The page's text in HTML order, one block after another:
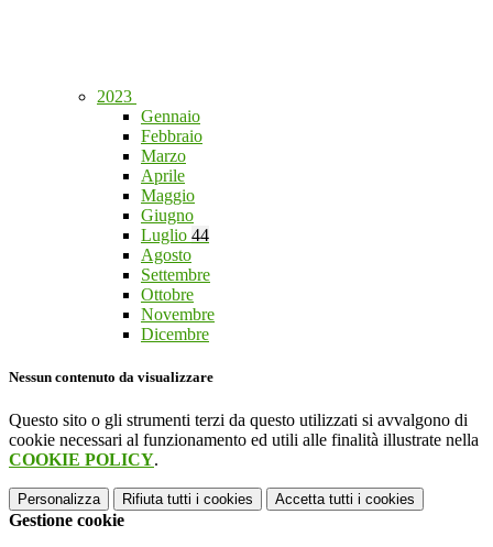
2023
Gennaio
Febbraio
Marzo
Aprile
Maggio
Giugno
Luglio 44
Agosto
Settembre
Ottobre
Novembre
Dicembre
Nessun contenuto da visualizzare
Questo sito o gli strumenti terzi da questo utilizzati si avvalgono di
cookie necessari al funzionamento ed utili alle finalità illustrate nella
COOKIE POLICY.
Personalizza Rifiuta tutti i cookies Accetta tutti i cookies
Gestione cookie